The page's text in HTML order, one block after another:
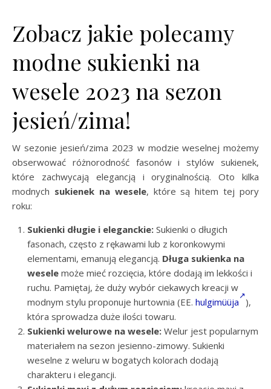
Zobacz jakie polecamy
modne sukienki na
wesele 2023 na sezon
jesień/zima!
W sezonie jesień/zima 2023 w modzie weselnej możemy
obserwować różnorodność fasonów i stylów sukienek,
które zachwycają elegancją i oryginalnością. Oto kilka
modnych sukienek na wesele, które są hitem tej pory
roku:
Sukienki długie i eleganckie: Sukienki o długich
fasonach, często z rękawami lub z koronkowymi
elementami, emanują elegancją. Długa sukienka na
wesele może mieć rozcięcia, które dodają im lekkości i
ruchu. Pamiętaj, że duży wybór ciekawych kreacji w
modnym stylu proponuje hurtownia (EE. hulgimüüja
),
która sprowadza duże ilości towaru.
Sukienki welurowe na wesele: Welur jest popularnym
materiałem na sezon jesienno-zimowy. Sukienki
weselne z weluru w bogatych kolorach dodają
charakteru i elegancji.